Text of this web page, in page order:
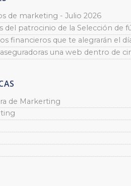
de marketing - Julio 2026
del patrocinio de la Selección de
financieros que te alegrarán el
una web dentro de
de Markerting